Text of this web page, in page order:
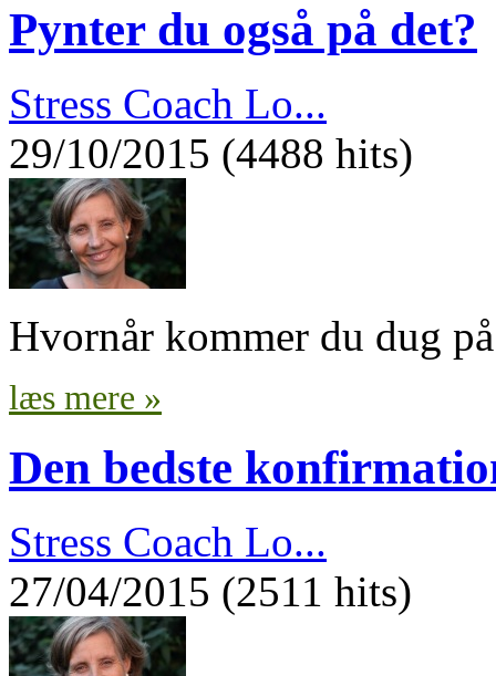
Pynter du også på det?
Stress Coach Lo...
29/10/2015 (4488 hits)
Hvornår kommer du dug
læs mere »
Den bedste
Stress Coach Lo...
27/04/2015 (2511 hits)